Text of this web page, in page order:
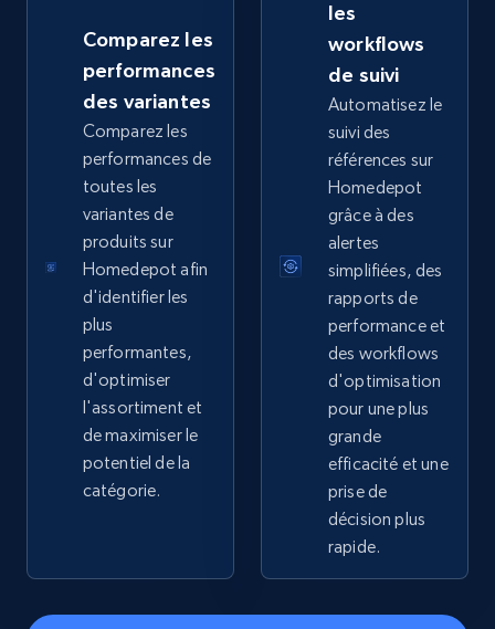
Home Depot US
URL, Domain, Country code, Model number,
Sku, Product id, Product name, Manufacturer,
2.1K+ Commencer
Home Depot US - Gather data on products
URL, Domain, Country code, Model number,
Sku, Product id, Product name, Manufacturer,
and more.
2.1K+ 355+ Commencer
Home Depot US - Discover products by
Comparez les
performances
des variantes
Comparez les
performances de
toutes les
variantes de
produits sur
Homedepot afin
d'identifier les
plus
performantes,
d'optimiser
l'assortiment et
de maximiser le
potentiel de la
catégorie.
les
workflows
de suivi
Automatisez le
suivi des
références sur
Homedepot
grâce à des
alertes
simplifiées, des
rapports de
performance et
des workflows
d'optimisation
pour une plus
grande
efficacité et une
prise de
décision plus
rapide.